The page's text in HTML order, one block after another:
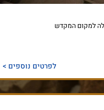
למקום המקדש
לפרטים נוספים >